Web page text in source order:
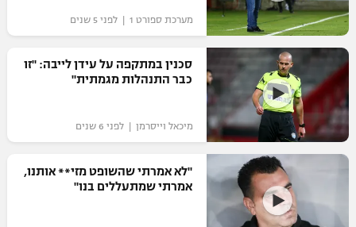
מערכת ספורט 1 | לפני 5 שנים
סכנין במתקפה על עידן לייבה: "זו
כבר התנהלות מגמתית"
מיכאל וייסרמן | לפני 6 שנים
"לא אמרתי שהשופט מזי** אותנו,
אמרתי שמתעללים בנו"